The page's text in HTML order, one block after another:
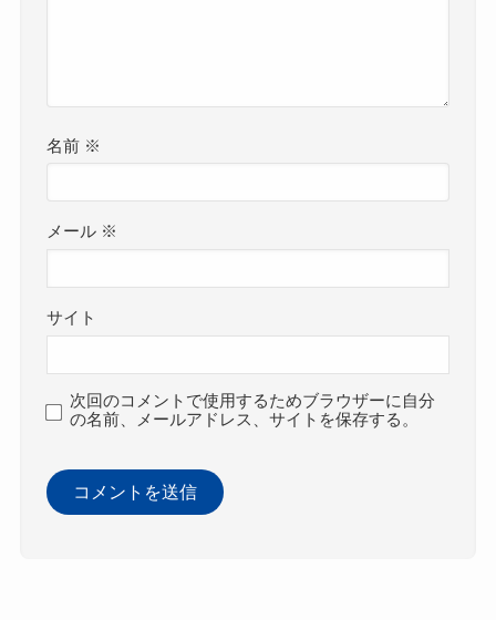
名前 ※
メール ※
サイト
次回のコメントで使用するためブラウザーに自分
の名前、メールアドレス、サイトを保存する。